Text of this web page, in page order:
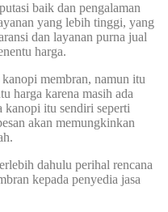
baik dan pengalaman
yang lebih tinggi, yang
dan layanan purna jual
harga.
membran, namun itu
harga karena masih ada
kanopi itu sendiri seperti
akan memungkinkan
dahulu perihal rencana
kepada penyedia jasa